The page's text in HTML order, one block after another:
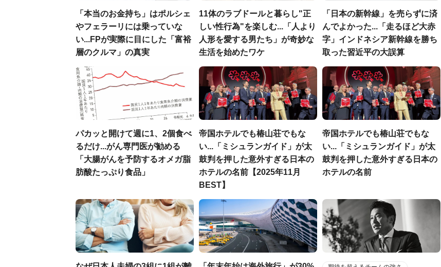
「本当のお金持ち」はポルシェ
やフェラーリには乗っていな
い...FPが実際に目にした「富裕
層のクルマ」の真実
11体のラブドールと暮らし"正
しい性行為"を楽しむ...「人より
人形を愛する男たち」が奇妙な
生活を始めたワケ
「日本の新幹線」を売らずに済
んでよかった...「走るほど大赤
字」インドネシア新幹線を勝ち
取った習近平の大誤算
パカッと開けて週に1、2個食べ
るだけ...がん専門医が勧める
「大腸がんを予防するオメガ脂
肪酸たっぷり食品」
帝国ホテルでも椿山荘でもな
い...「ミシュランガイド」が太
鼓判を押した意外すぎる日本の
ホテルの名前【2025年11月
BEST】
帝国ホテルでも椿山荘でもな
い...「ミシュランガイド」が太
鼓判を押した意外すぎる日本の
ホテルの名前